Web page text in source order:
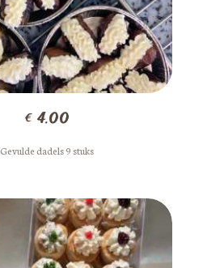
€4.00
Gevulde dadels 9 stuks